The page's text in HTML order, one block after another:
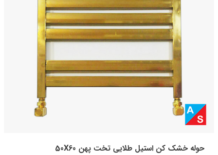
حوله خشک کن استیل طلایی تخت پهن 50X60